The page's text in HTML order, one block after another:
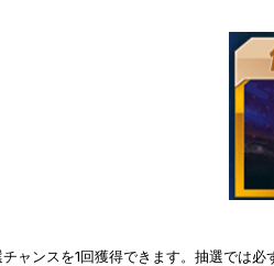
ャンスを1回獲得できます。抽選では必